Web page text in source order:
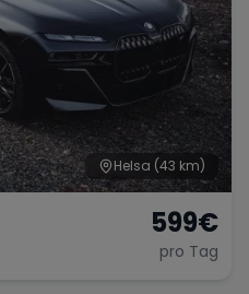
Helsa (43 km)
599€
pro Tag